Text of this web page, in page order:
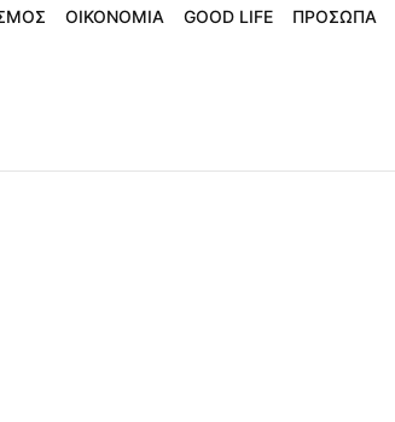
ΟΙΚΟΝΟΜΙΑ GOOD LIFE ΠΡΟΣΩΠΑ